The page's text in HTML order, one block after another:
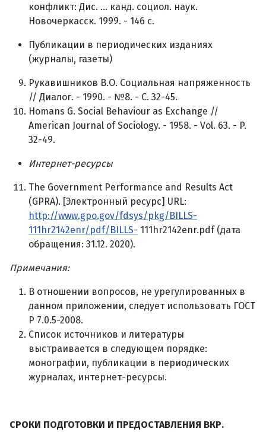
конфликт: Дис. ... канд. социол. наук.
Новочеркасск. 1999. - 146 с.
Публикации в периодических изданиях
(журналы, газеты)
Рукавишников В.О. Социальная напряженность
// Диалог. - 1990. - №8. - С. 32-45.
Homans G. Social Behaviour as Exchange //
American Journal of Sociology. - 1958. - Vol. 63. - P.
32-49.
Интернет-ресурсы
The Government Performance and Results Act
(GPRA). [Электронный ресурс] URL:
http://www.gpo.gov/fdsys/pkg/BILLS-
111hr2142enr/pdf/BILLS- 111hr2142enr.pdf (дата
обращения: 31.12. 2020).
Примечания:
В отношении вопросов, не урегулированных в
данном приложении, следует использовать ГОСТ
Р 7.0.5-2008.
Список источников и литературы
выстраивается в следующем порядке:
монографии, публикации в периодических
журналах, интернет-ресурсы.
СРОКИ ПОДГОТОВКИ И ПРЕДОСТАВЛЕНИЯ ВКР.